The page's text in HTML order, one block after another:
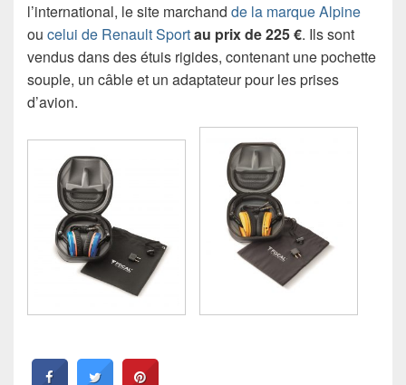
l’international, le site marchand de la marque Alpine
ou celui de Renault Sportau prix de 225 €. Ils sont
vendus dans des étuis rigides, contenant une pochette
souple, un câble et un adaptateur pour les prises
d’avion.